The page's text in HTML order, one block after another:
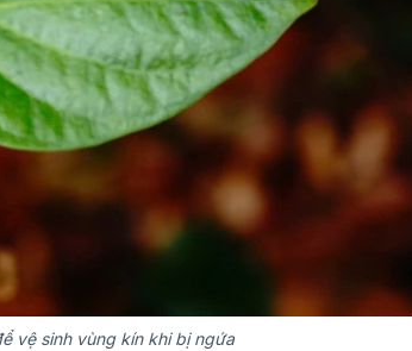
vệ sinh vùng kín khi bị ngứa